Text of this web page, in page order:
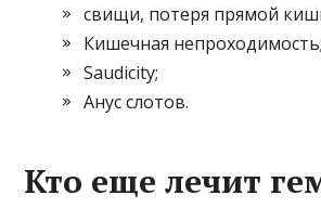
свищи, потеря прямой
Кишечная непроходимость;
Saudicity;
Анус слотов.
Кто еще лечит